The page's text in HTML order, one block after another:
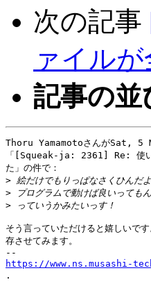
次の記事
ァイル
記事の並
Thoru YamamotoさんがSat,
「[Squeak-ja: 2361] Re: 使い
た」の件で：
>
>
>
そう言っていただけると嬉しいで
存させてみます。
https://www.ns.musashi-
.